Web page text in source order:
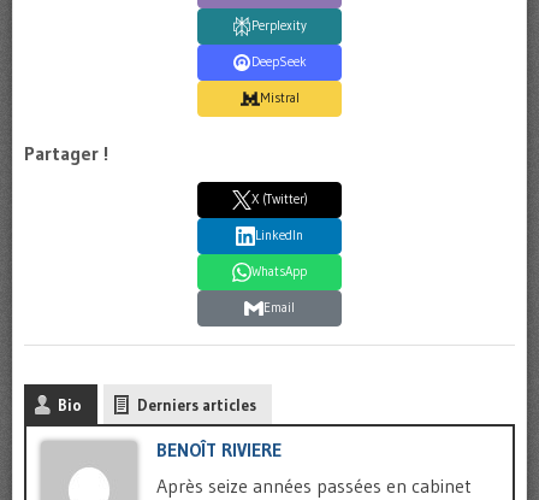
Perplexity
DeepSeek
Mistral
Partager !
X (Twitter)
LinkedIn
WhatsApp
Email
Bio Derniers articles
BENOÎT RIVIERE
Après seize années passées en cabinet